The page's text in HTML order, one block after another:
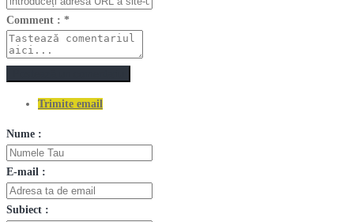
Comment : *
Trimite email
Nume :
E-mail :
Subiect :